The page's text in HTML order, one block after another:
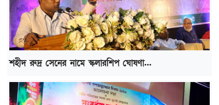
শহীদ রুদ্র সেনের নামে স্কলারশিপ ঘোষণা...